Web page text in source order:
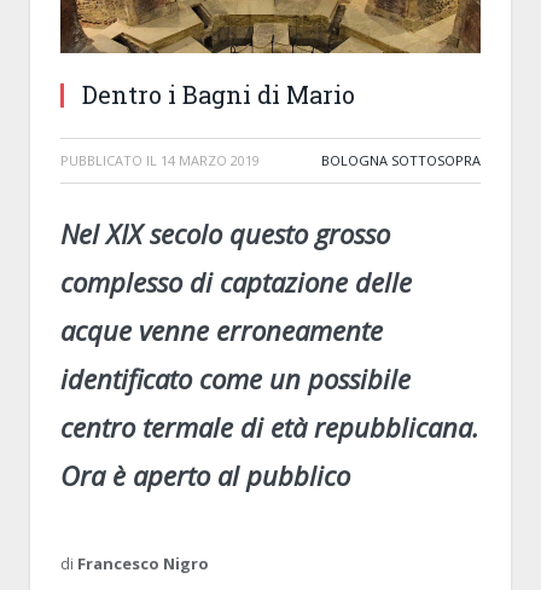
Dentro i Bagni di Mario
PUBBLICATO IL 14 MARZO 2019 BOLOGNA SOTTOSOPRA
Nel XIX secolo questo grosso
complesso di captazione delle
acque venne erroneamente
identificato come un possibile
centro termale di età repubblicana.
Ora è aperto al pubblico
di Francesco Nigro